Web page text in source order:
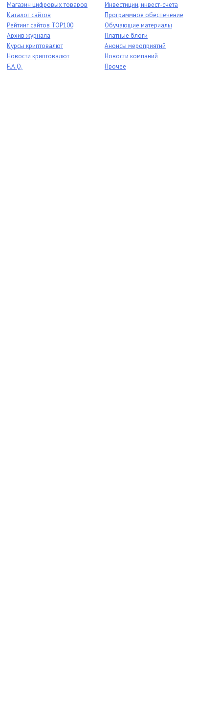
Магазин цифровых товаров
Каталог сайтов
Рейтинг сайтов TOP100
Архив журнала
Курсы криптовалют
Новости криптовалют
F.A.Q.
Инвестиции, инвест-счета
Программное обеспечение
Обучающие материалы
Платные блоги
Анонсы мероприятий
Новости компаний
Прочее